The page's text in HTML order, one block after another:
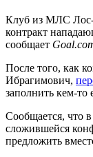
Клуб из МЛС Лос-
контракт
сообщает
После того, как
Ибрагимович,
заполнить кем-то
Сообщается, что в
сложившейся
предложить